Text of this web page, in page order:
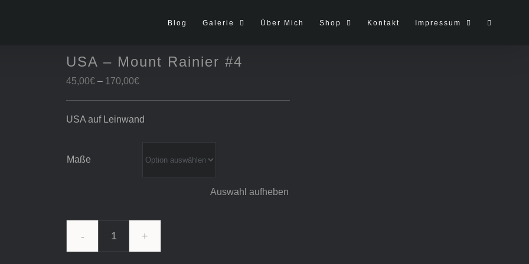
Blog Galerie Über Mich Shop Kontakt Impressum
USA – Mount Rainier #4
45,00€ – 170,00€Preisspanne:
170,00€
USA auf Leinwand
Maße
Auswahl aufheben
USA